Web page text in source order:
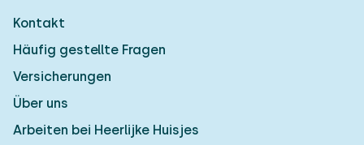
Kontakt
Häufig gestellte Fragen
Versicherungen
Über uns
Arbeiten bei Heerlijke Huisjes